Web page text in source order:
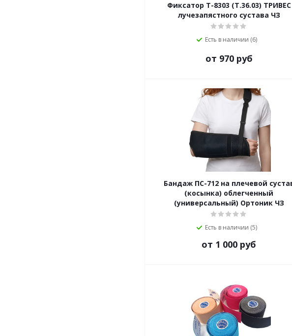
Фиксатор Т-8303 (Т.36.03) ТРИВЕС
лучезапястного сустава ЧЗ
Есть в наличии (6)
от 970 руб
Бандаж ПС-712 на плечевой
(косынка) облегченный
(универсальный) Ортоник ЧЗ
Есть в наличии (5)
от 1 000 руб